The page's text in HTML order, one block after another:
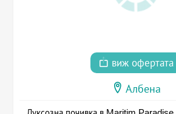
виж офертата
Албена